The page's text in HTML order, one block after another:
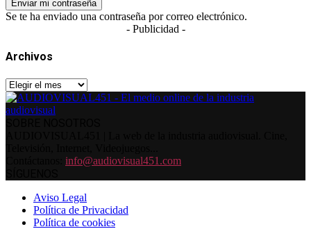
Se te ha enviado una contraseña por correo electrónico.
- Publicidad -
Archivos
Archivos
info@audiovisual451.com
Aviso Legal
Política de Privacidad
Política de cookies